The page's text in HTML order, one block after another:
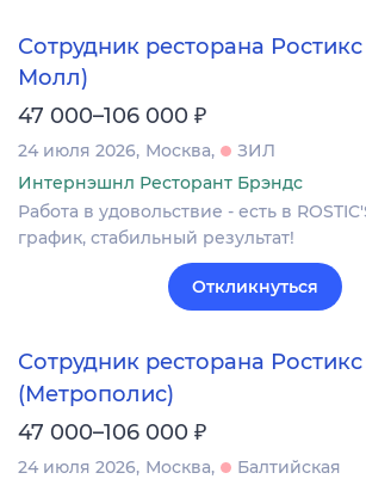
Сотрудник ресторана
Молл)
47 000–106 000 ₽
24 июля 2026 Москва
ЗИЛ
Интернэшнл Ресторант Брэндс
Работа в удовольствие - есть в
график, стабильный результат!
Откликнуться
Сотрудник ресторана Ростикс
(Метрополис)
47 000–106 000 ₽
24 июля 2026 Москва
Балтийская